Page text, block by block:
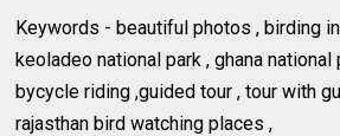
Keywords - beautiful photos , birding
keoladeo national park , ghana national
bycycle riding ,guided tour , tour with
rajasthan bird watching places ,